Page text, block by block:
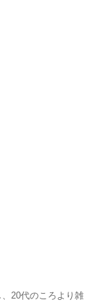
20代のころより雑